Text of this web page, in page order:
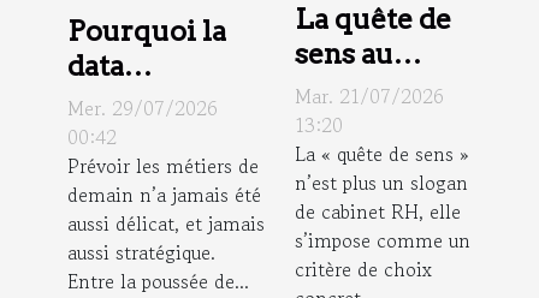
Pourquoi la
data
révolutionne
la gestion
prévisionnelle
des emplois ?
Mer. 29/07/2026
00:42
Prévoir les métiers de
demain n’a jamais été
aussi délicat, et jamais
aussi stratégique.
Entre la poussée de...
La quête de
sens au
travail,
nouveau
critère de
choix pour
candidats et
employeurs
Mar. 21/07/2026
13:20
La « quête de sens »
n’est plus un slogan
de cabinet RH, elle
s’impose comme un
critère de choix